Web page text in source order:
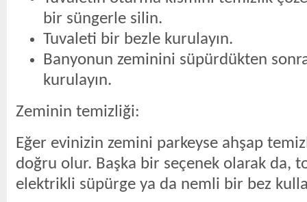
bir süngerle silin.
Tuvaleti bir bezle kurulayın.
Banyonun zeminini süpürdükten
kurulayın.
Zeminin temizliği:
Eğer evinizin zemini parkeyse ahşap
doğru olur. Başka bir seçenek olarak da,
elektrikli süpürge ya da nemli bir bez